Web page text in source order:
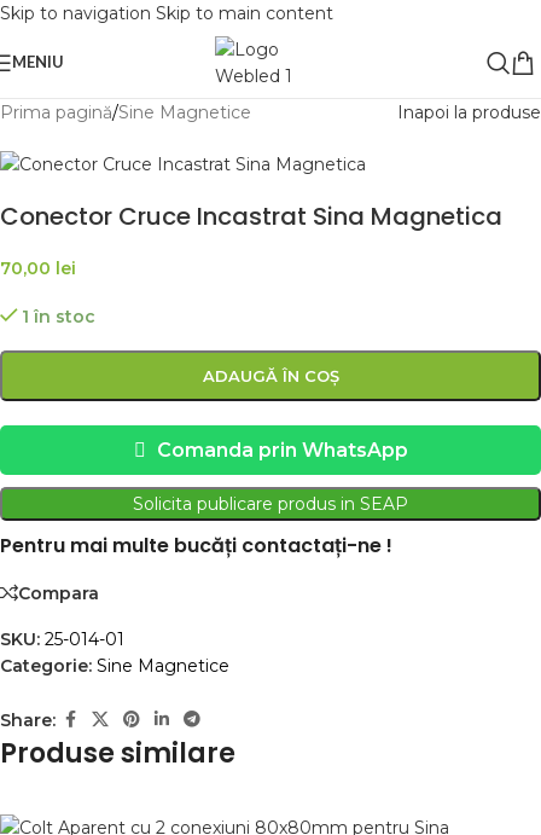
Skip to navigation Skip to main content
MENIU
Prima pagină/Sine Magnetice Inapoi la produse
Conector Cruce Incastrat Sina Magnetica
70,00 lei
1 în stoc
ADAUGĂ ÎN COȘ
Comanda prin WhatsApp
Solicita publicare produs in SEAP
Pentru mai multe bucăți contactați-ne !
Compara
SKU: 25-014-01
Categorie: Sine Magnetice
Share:
Produse similare